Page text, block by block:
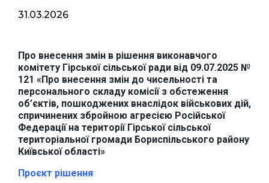
31.03.2026
Про внесення змін в рішення виконавчого
комітету Гірської сільської ради від 09.07.2025 №
121 «Про внесення змін до чисельності та
персонального складу комісії з обстеження
об’єктів, пошкоджених внаслідок військових дій,
спричинених збройною агресією Російської
Федерації на території Гірської сільської
територіальної громади Бориспільського району
Київської області»
Проєкт рішення
Офіційний веб-сайт
Верховної Ради
України
Офіційне інтернет-
представництво
Президента України